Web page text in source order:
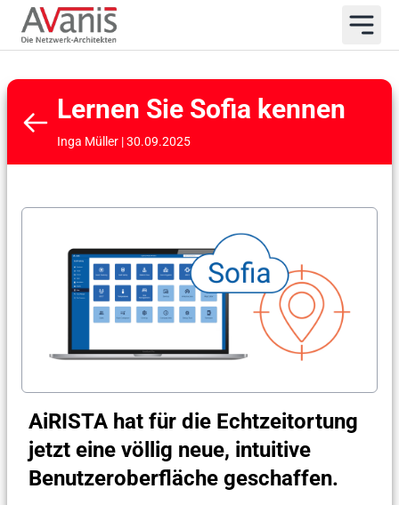
Lernen Sie Sofia kennen
Inga Müller | 30.09.2025
AiRISTA hat für die Echtzeitortung
jetzt eine völlig neue, intuitive
Benutzeroberfläche geschaffen.